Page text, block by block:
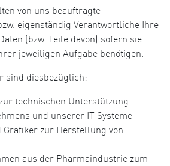
von uns beauftragte
eigenständig Verantwortliche Ihre
(bzw. Teile davon) sofern sie
jeweiligen Aufgabe benötigen.
sind diesbezüglich:
technischen Unterstützung
und unserer IT Systeme
Grafiker zur Herstellung von
aus der Pharmaindustrie zum